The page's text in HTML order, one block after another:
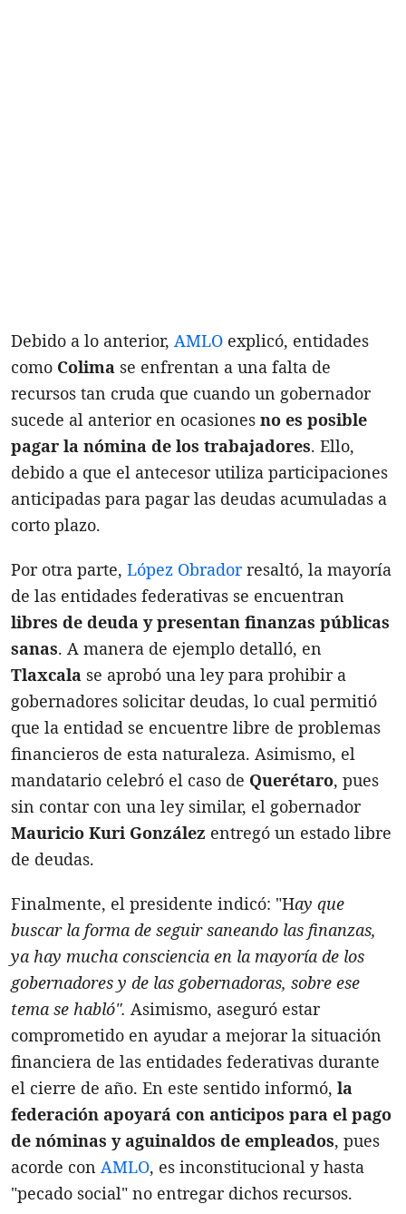
Debido a lo anterior, AMLO explicó, entidades
como Colima se enfrentan a una falta de
recursos tan cruda que cuando un gobernador
sucede al anterior en ocasiones no es posible
pagar la nómina de los trabajadores. Ello,
debido a que el antecesor utiliza participaciones
anticipadas para pagar las deudas acumuladas a
corto plazo.
Por otra parte, López Obradorresaltó, la mayoría
de las entidades federativas se encuentran
libres de deuda y presentan finanzas públicas
sanas. A manera de ejemplo detalló, en
Tlaxcala se aprobó una ley para prohibir a
gobernadores solicitar deudas, lo cual permitió
que la entidad se encuentre libre de problemas
financieros de esta naturaleza. Asimismo, el
mandatario celebró el caso de Querétaro, pues
sin contar con una ley similar, el gobernador
Mauricio Kuri González entregó un estado libre
de deudas.
Finalmente, el presidente indicó: "Hay que
buscar la forma de seguir saneando las finanzas,
ya hay mucha consciencia en la mayoría de los
gobernadores y de las gobernadoras, sobre ese
tema se habló". Asimismo, aseguró estar
comprometido en ayudar a mejorar la situación
financiera de las entidades federativas durante
el cierre de año. En este sentido informó, la
federación apoyará con anticipos para el pago
de nóminas y aguinaldos de empleados, pues
acorde con AMLO, es inconstitucional y hasta
"pecado social" no entregar dichos recursos.